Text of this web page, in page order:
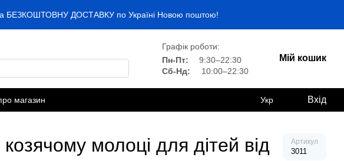
на БЕЗКОШТОВНУ ДОСТАВКУ по Україні Новою поштою!
Графік роботи:
Пн-Пт:
9:30–22:30
Сб-Нд:
10:00–22:30
Мій кошик
магазин Укр Вхід
молоці для дітей від
Артикул
3011